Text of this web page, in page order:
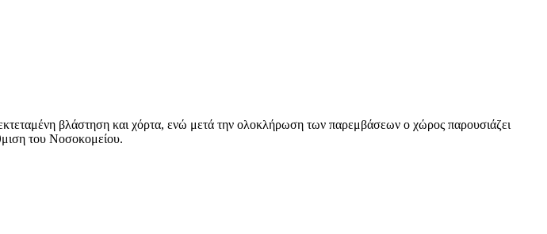
βλάστηση και χόρτα, ενώ μετά την ολοκλήρωση των παρεμβάσεων ο χώρος παρουσιάζει
του Νοσοκομείου.